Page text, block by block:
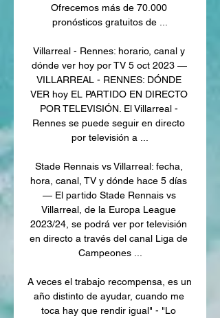
Ofrecemos más de 70.000
pronósticos gratuitos de ...
Villarreal - Rennes: horario, canal y
dónde ver hoy por TV 5 oct 2023 —
VILLARREAL - RENNES: DÓNDE
VER hoy EL PARTIDO EN DIRECTO
POR TELEVISIÓN. El Villarreal -
Rennes se puede seguir en directo
por televisión a ...
Stade Rennais vs Villarreal: fecha,
hora, canal, TV y dónde hace 5 días
— El partido Stade Rennais vs
Villarreal, de la Europa League
2023/24, se podrá ver por televisión
en directo a través del canal Liga de
Campeones ...
A veces el trabajo recompensa, es un
año distinto de ayudar, cuando me
toca hay que rendir igual" - "Lo